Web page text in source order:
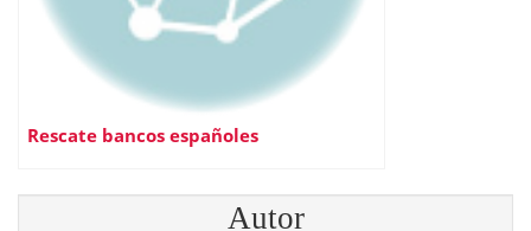
Rescate bancos españoles
Autor